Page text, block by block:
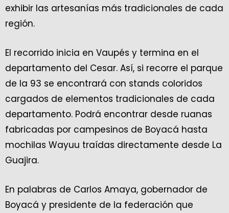
exhibir las artesanías más tradicionales de cada
región.
El recorrido inicia en Vaupés y termina en el
departamento del Cesar. Así, si recorre el parque
de la 93 se encontrará con stands coloridos
cargados de elementos tradicionales de cada
departamento. Podrá encontrar desde ruanas
fabricadas por campesinos de Boyacá hasta
mochilas Wayuu traídas directamente desde La
Guajira.
En palabras de Carlos Amaya, gobernador de
Boyacá y presidente de la federación que